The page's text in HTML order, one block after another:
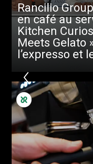
Rancilio
en café au
Kitchen
Meets Gelato
l’expresso et